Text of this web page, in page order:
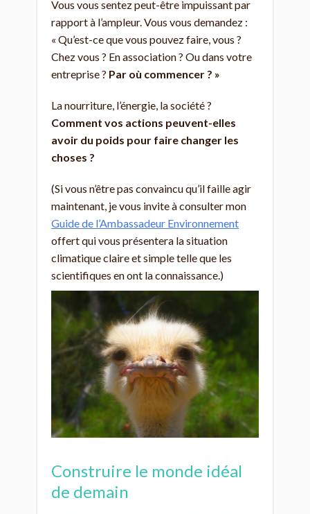
Vous vous sentez peut-être impuissant par
rapport à l’ampleur. Vous vous demandez :
« Qu’est-ce que vous pouvez faire, vous ?
Chez vous ? En association ? Ou dans votre
entreprise ? Par où commencer ? »
La nourriture, l’énergie, la société ?
Comment vos actions peuvent-elles
avoir du poids pour faire changer les
choses ?
(Si vous n’être pas convaincu qu’il faille agir
maintenant, je vous invite à consulter mon
Guide de l’Ambassadeur Environnement
offert qui vous présentera la situation
climatique claire et simple telle que les
scientifiques en ont la connaissance.)
Construire le monde idéal
de demain